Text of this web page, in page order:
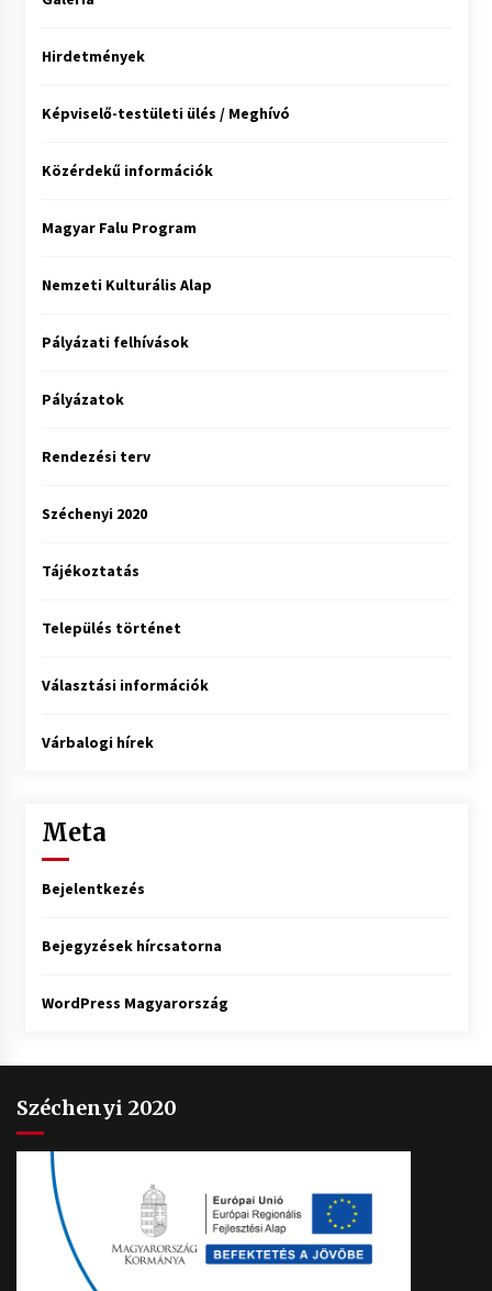
Hirdetmények
Képviselő-testületi ülés / Meghívó
Közérdekű információk
Magyar Falu Program
Nemzeti Kulturális Alap
Pályázati felhívások
Pályázatok
Rendezési terv
Széchenyi 2020
Tájékoztatás
Település történet
Választási információk
Várbalogi hírek
Meta
Bejelentkezés
Bejegyzések hírcsatorna
WordPress Magyarország
Széchenyi 2020